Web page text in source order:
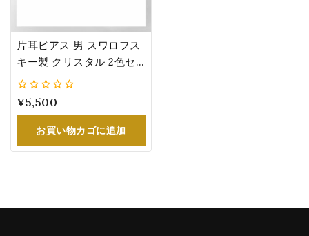
片耳ピアス 男 スワロフス
キー製 クリスタル 2色セ
ット サファイア クリスタ
夫 息子
0
5
¥5,500
お買い物カゴに追加